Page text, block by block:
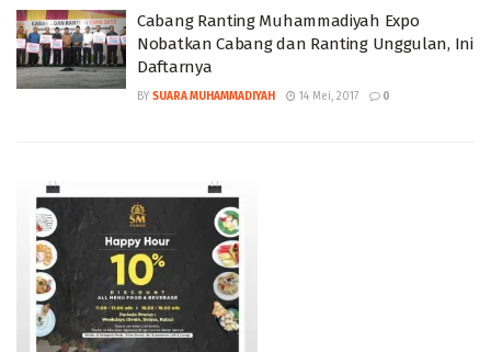
Cabang Ranting Muhammadiyah Expo
Nobatkan Cabang dan Ranting Unggulan, Ini
Daftarnya
BY SUARA MUHAMMADIYAH 14 Mei, 2017 0